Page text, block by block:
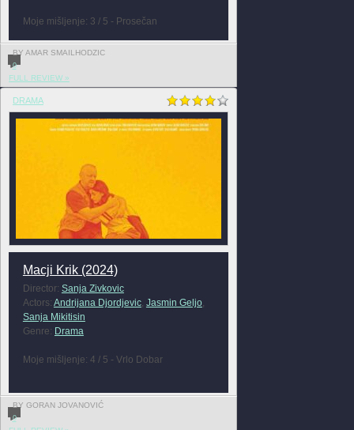
Moje mišljenje: 3 / 5 - Prosečan
BY AMAR SMAILHODZIC
0
FULL REVIEW »
DRAMA
Macji Krik (2024)
Director: Sanja Zivkovic
Actors: Andrijana Djordjevic, Jasmin Geljo,
Sanja Mikitisin
Genre: Drama
Moje mišljenje: 4 / 5 - Vrlo Dobar
BY GORAN JOVANOVIĆ
0